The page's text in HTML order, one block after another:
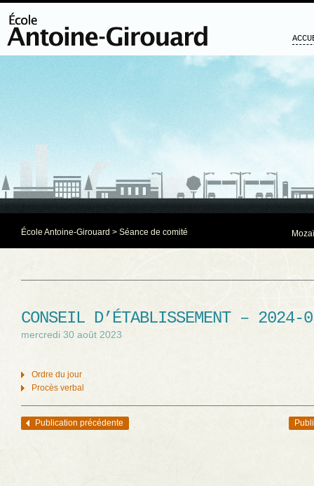
École Antoine-Girouard > Séance de comité
CONSEIL D’ÉTABLISSEMENT – 2024-
mercredi 30 août 2023
Ordre du jour
Procès verbal
Navigation des articles
Publication précédente